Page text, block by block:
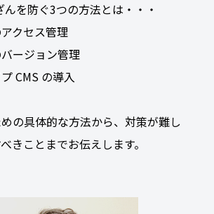
を防ぐ3つの方法とは・・・
クセス管理
ージョン管理
CMS の導入
の具体的な方法から、対策が難し
きことまでお伝えします。